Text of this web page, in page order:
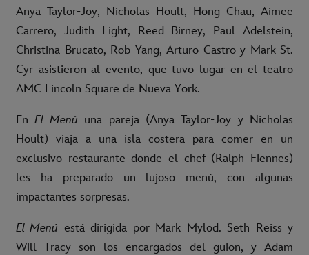
Anya Taylor-Joy, Nicholas Hoult, Hong Chau, Aimee
Carrero, Judith Light, Reed Birney, Paul Adelstein,
Christina Brucato, Rob Yang, Arturo Castro y Mark St.
Cyr asistieron al evento, que tuvo lugar en el teatro
AMC Lincoln Square de Nueva York.
EnEl Menú una pareja (Anya Taylor-Joy y Nicholas
Hoult) viaja a una isla costera para comer en un
exclusivo restaurante donde el chef (Ralph Fiennes)
les ha preparado un lujoso menú, con algunas
impactantes sorpresas.
El Menú está dirigida por Mark Mylod. Seth Reiss y
Will Tracy son los encargados del guion, y Adam